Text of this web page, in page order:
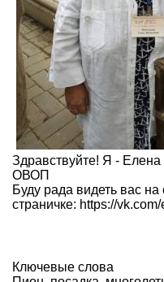
Здравствуйте! Я -
ОВОП
Буду рада видеть вас на
страничке: https://
Ключевые слова